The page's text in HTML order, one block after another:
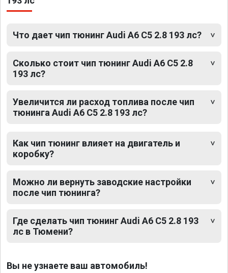
Что дает чип тюнинг Audi A6 C5 2.8 193 лс?
Сколько стоит чип тюнинг Audi A6 C5 2.8
193 лс?
Увеличится ли расход топлива после чип
тюнинга Audi A6 C5 2.8 193 лс?
Как чип тюнинг влияет на двигатель и
коробку?
Можно ли вернуть заводские настройки
после чип тюнинга?
Где сделать чип тюнинг Audi A6 C5 2.8 193
лс в Тюмени?
Вы не узнаете ваш автомобиль!